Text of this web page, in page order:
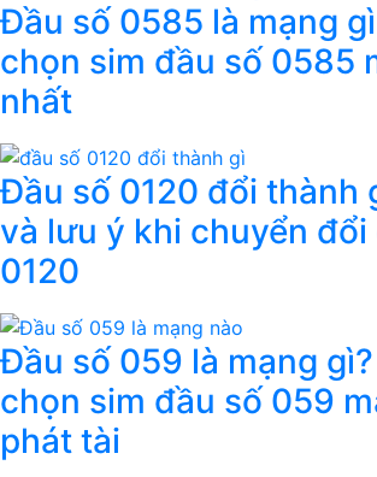
Đầu số 0585 là mạng
chọn sim đầu số 0585
nhất
Đầu số 0120 đổi thành
và lưu ý khi chuyển đổi
0120
Đầu số 059 là mạng
chọn sim đầu số 059
phát tài